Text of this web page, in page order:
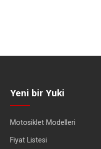
Yeni bir Yuki
Motosiklet Modelleri
Fiyat Listesi